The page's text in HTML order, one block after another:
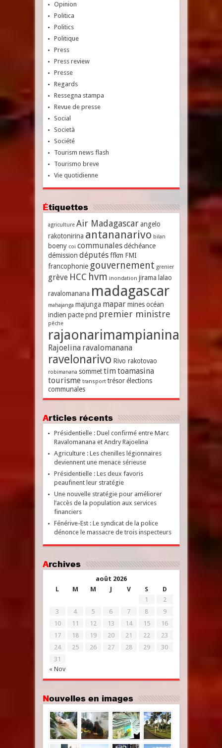
Opinion
Politica
Politics
Politique
Press
Press review
Presse
Regards
Ressegna stampa
Revue de presse
Social
Società
Société
Tourism news flash
Tourismo breve
Vie quotidienne
Étiquettes
agriculture Air Madagascar angelo
rakotonirina antananarivo bilan
boeny coi communales déchéance
démission députés ffkm FMI
francophonie gouvernement grenier
grève HCC hvm inondation jirama lalao
ravalomanana madagascar
mahajanga majunga mapar mines océan
indien pacte pnd premier ministre
pêche
rajaonarimampianina
Rajoelina ravalomanana
ravelonarivo Rivo rakotovao
robimanana sommet timtoamasina
tourisme transport trésor élections
communales
Articles récents
Présidentielle : Duel confirmé entre Marc
Ravalomanana et Andry Rajoelina
Agriculture : Les chenilles légionnaires
deviennent une menace sérieuse
Présidentielle : Les deux favoris
peaufinent leur stratégie
Une nouvelle stratégie pour améliorer
l’accès de la population aux services
financiers
Fénérive-Est : Le syndicat de la police
dénonce le massacre de trois inspecteurs
Archives
août 2026
L
M M J V S D
« Nov
1
2
3
4 5 6 7 8
9
10
11 12 13 14 15
16
17
18 19 20 21 22
23
24
25 26 27 28 29
30
31
Nouvelles en images